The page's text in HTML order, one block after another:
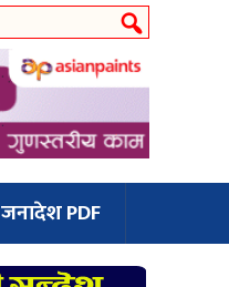
जनादेश PDF